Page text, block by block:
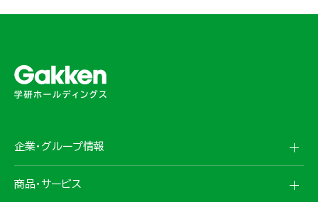
企業・グループ情報
商品・サービス